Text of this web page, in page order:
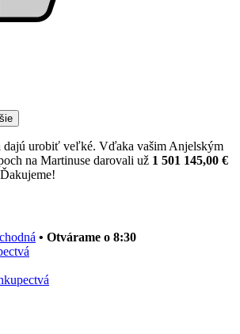
dajú urobiť veľké. Vďaka vašim Anjelským
na Martinuse darovali už 1 501 145,00 €
• Otvárame o 8:30